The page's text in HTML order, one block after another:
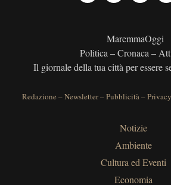
MaremmaOggi
Politica – Cronaca –
Il giornale della tua città per essere
Redazione –Newsletter–Pubblicità–
Notizie
Ambiente
Cultura ed Eventi
Economia